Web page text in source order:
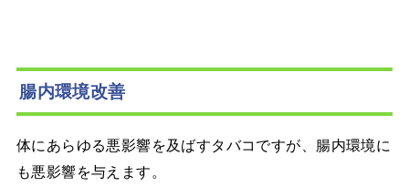
腸内環境改善
体にあらゆる悪影響を及ばすタバコですが、腸内環境に
も悪影響を与えます。